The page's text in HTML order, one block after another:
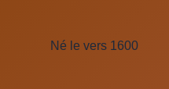
Né le vers 1600